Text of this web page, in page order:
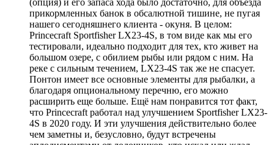
(опция) и его запаса хода было достаточно, для объезда
прикормленных банок в обсалютной тишине, не пугая
нашего сегодняшнего клиента - окуня. В целом:
Princecraft Sportfisher LX23-4S, в том виде как мы его
тестировали, идеально подходит для тех, кто живет на
большом озере, с обилием рыбы или рядом с ним. На
реке с сильным течением, LX23-4S так же не спасует.
Понтон имеет все основные элементы для рыбалки, а
благодаря опциональному перечню, его можно
расширить еще больше. Ещё нам понравится тот факт,
что Princecraft работал над улучшением Sportfisher LX23-
4S в 2020 году. И эти улучшения действительно более
чем заметны и, безусловно, будут встречены